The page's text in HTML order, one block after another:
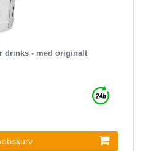
drinks - med originalt